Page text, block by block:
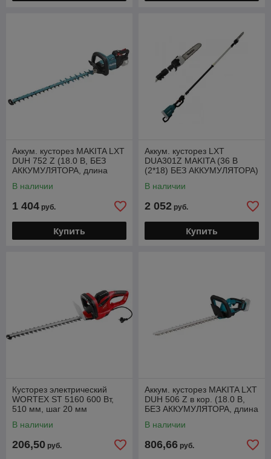
Аккум. кусторез MAKITA LXT
DUH 752 Z (18.0 В, БЕЗ
АККУМУЛЯТОРА, длина
мм, вес 3.8
В наличии
1 404 руб.
Купить
Аккум. кусторез LXT
DUA301Z MAKITA (36 В
(2*18) БЕЗ АККУМУЛЯТОРА)
В наличии
2 052 руб.
Купить
Кусторез электрический
WORTEX ST 5160 600 Вт,
510 мм, шаг 20 мм
В наличии
206,50 руб.
Аккум. кусторез MAKITA LXT
DUH 506 Z в кор. (18.0 В,
БЕЗ АККУМУЛЯТОРА, длина
мм, вес
В наличии
806,66 руб.